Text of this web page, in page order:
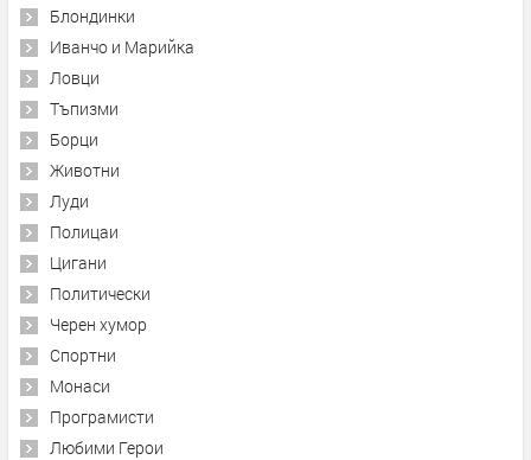
Блондинки
Иванчо и Марийка
Ловци
Тъпизми
Борци
Животни
Луди
Полицаи
Цигани
Политически
Черен хумор
Спортни
Монаси
Програмисти
Любими Герои